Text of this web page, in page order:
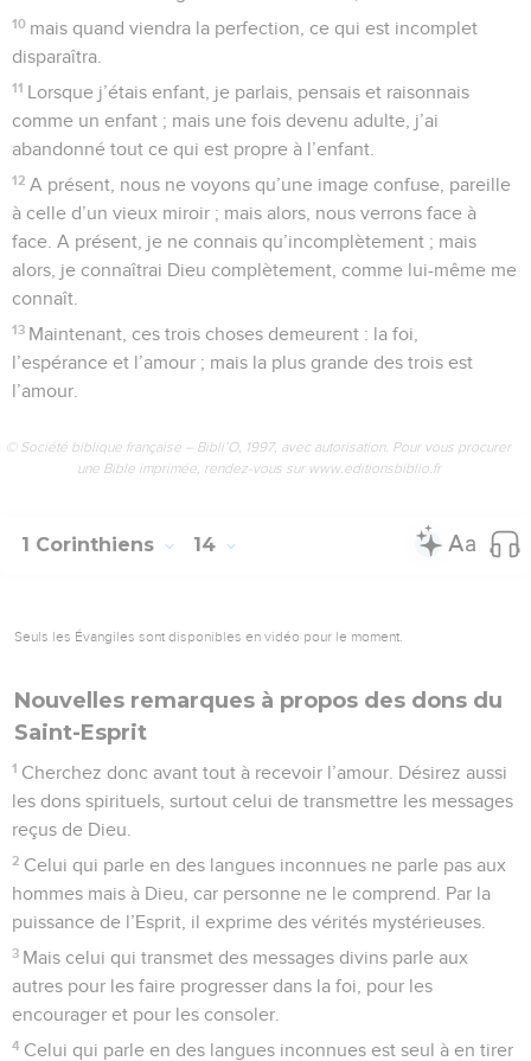
10 mais quand viendra la perfection, ce qui est incomplet
disparaîtra.
11 Lorsque j’étais enfant, je parlais, pensais et raisonnais
comme un enfant ; mais une fois devenu adulte, j’ai
abandonné tout ce qui est propre à l’enfant.
12 A présent, nous ne voyons qu’une image confuse, pareille
à celle d’un vieux miroir ; mais alors, nous verrons face à
face. A présent, je ne connais qu’incomplètement ; mais
alors, je connaîtrai Dieu complètement, comme lui-même me
connaît.
13 Maintenant, ces trois choses demeurent : la foi,
l’espérance et l’amour ; mais la plus grande des trois est
l’amour.
© Société biblique française – Bibli’O, 1997, avec autorisation. Pour vous procurer
une Bible imprimée, rendez-vous sur www.editionsbiblio.fr
1 Corinthiens 14
Seuls les Évangiles sont disponibles en vidéo pour le moment.
Nouvelles remarques à propos des dons du
Saint-Esprit
1 Cherchez donc avant tout à recevoir l’amour. Désirez aussi
les dons spirituels, surtout celui de transmettre les messages
reçus de Dieu.
2 Celui qui parle en des langues inconnues ne parle pas aux
hommes mais à Dieu, car personne ne le comprend. Par la
puissance de l’Esprit, il exprime des vérités mystérieuses.
3 Mais celui qui transmet des messages divins parle aux
autres pour les faire progresser dans la foi, pour les
encourager et pour les consoler.
4 Celui qui parle en des langues inconnues est seul à en tirer